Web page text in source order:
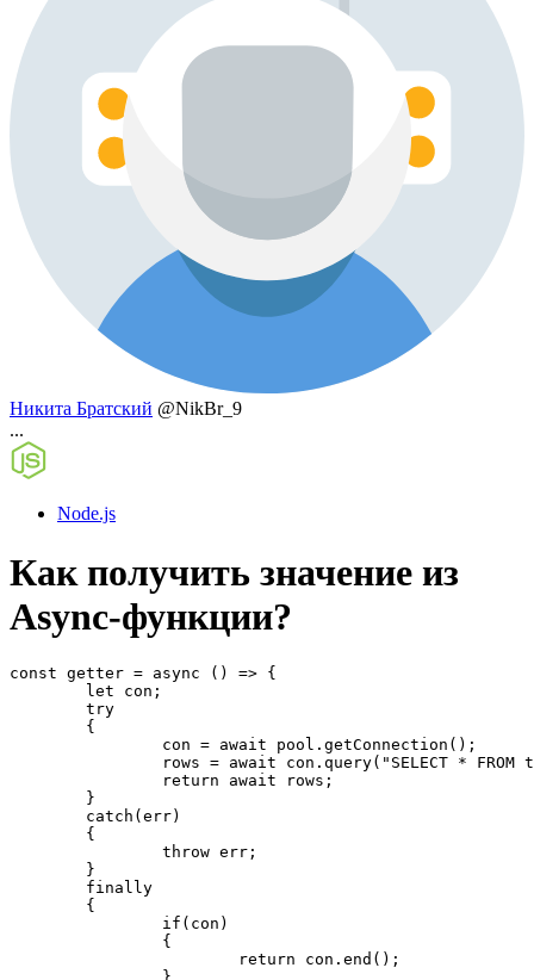
Никита Братский @NikBr_9
...
Node.js
Как получить значение из
Async-функции?
const getter = async () => {